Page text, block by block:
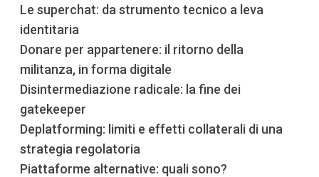
Le superchat: da strumento tecnico a leva
identitaria
Donare per appartenere: il ritorno della
militanza, in forma digitale
Disintermediazione radicale: la fine dei
gatekeeper
Deplatforming: limiti e effetti collaterali di una
strategia regolatoria
Piattaforme alternative: quali sono?